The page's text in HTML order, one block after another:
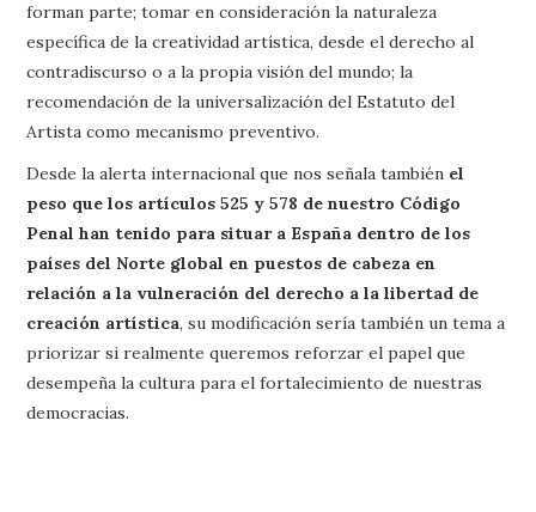
forman parte; tomar en consideración la naturaleza
específica de la creatividad artística, desde el derecho al
contradiscurso o a la propia visión del mundo; la
recomendación de la universalización del Estatuto del
Artista como mecanismo preventivo.
Desde la alerta internacional que nos señala también el
peso que los artículos 525 y 578 de nuestro Código
Penal han tenido para situar a España dentro de los
países del Norte global en puestos de cabeza en
relación a la vulneración del derecho a la libertad de
creación artística, su modificación sería también un tema a
priorizar si realmente queremos reforzar el papel que
desempeña la cultura para el fortalecimiento de nuestras
democracias.